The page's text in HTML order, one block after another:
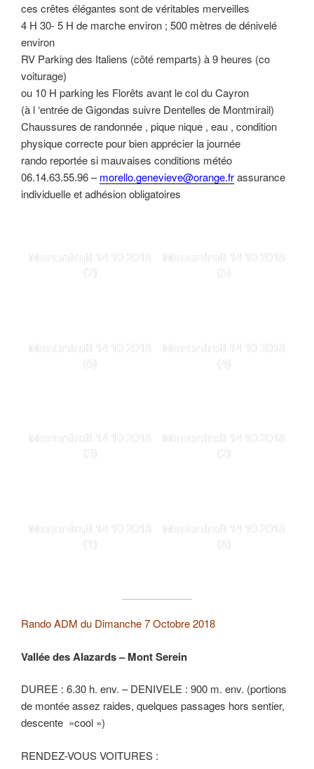
ces crêtes élégantes sont de véritables merveilles
4 H 30- 5 H de marche environ ; 500 mètres de dénivelé
environ
RV Parking des Italiens (côté remparts) à 9 heures (co
voiturage)
ou 10 H parking les Florêts avant le col du Cayron
(à l ‘entrée de Gigondas suivre Dentelles de Montmirail)
Chaussures de randonnée , pique nique , eau , condition
physique correcte pour bien apprécier la journée
rando reportée si mauvaises conditions météo
06.14.63.55.96 –morello.genevieve@orange.frassurance
individuelle et adhésion obligatoires
Montmirail 14 10 2018
(7)
Montmirail 14 10 2018
(5)
Montmirail 14 10 2018
(6)
Montmirail 14 10 2018
(4)
Montmirail 14 10 2018
(3)
Montmirail 14 10 2018
(2)
Montmirail 14 10 2018
(1)
Montmirail 14 10 2018
(8)
Rando ADM du Dimanche 7 Octobre 2018
Vallée des Alazards – Mont Serein
DUREE : 6.30 h. env. – DENIVELE : 900 m. env. (portions
de montée assez raides, quelques passages hors sentier,
descente »cool »)
RENDEZ-VOUS VOITURES :